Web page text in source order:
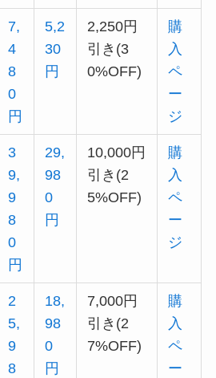
7,
4
8
0
円
5,2
30
円
2,250円
引き(3
0%OFF)
購
入
ペ
ー
ジ
3
9,
9
8
0
円
29,
98
0
円
10,000円
引き(2
5%OFF)
購
入
ペ
ー
ジ
2
5,
9
8
18,
98
0
円
7,000円
引き(2
7%OFF)
購
入
ペ
ー